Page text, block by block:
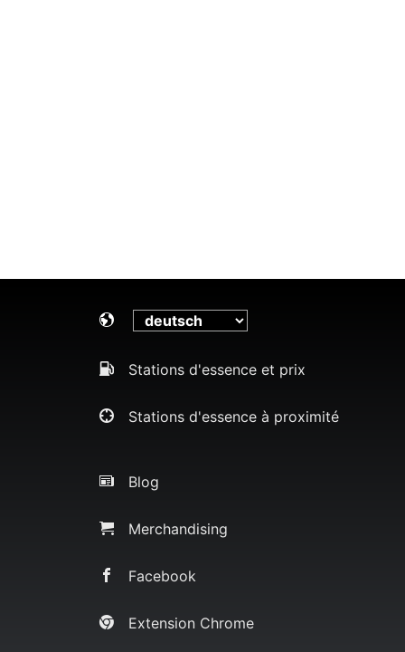
Stations d'essence et prix
Stations d'essence à proximité
Blog
Merchandising
Facebook
Extension Chrome